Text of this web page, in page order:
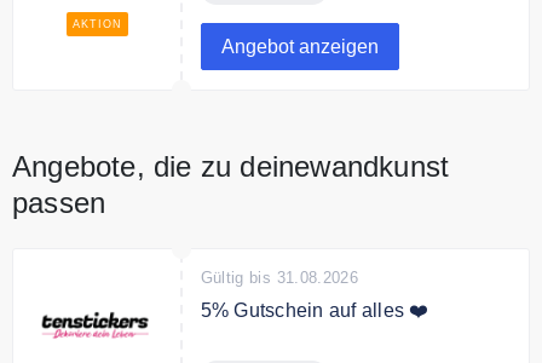
AKTION
Angebot anzeigen
Angebote, die zu deinewandkunst
passen
Gültig bis 31.08.2026
5% Gutschein auf alles ❤️